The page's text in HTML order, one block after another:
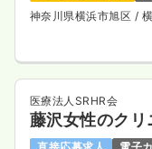
神奈川県横浜市旭区 /
医療法人SRHR会
藤沢女性のクリ